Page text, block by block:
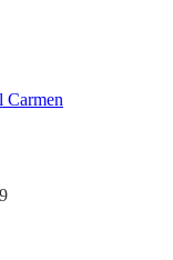
Carmen